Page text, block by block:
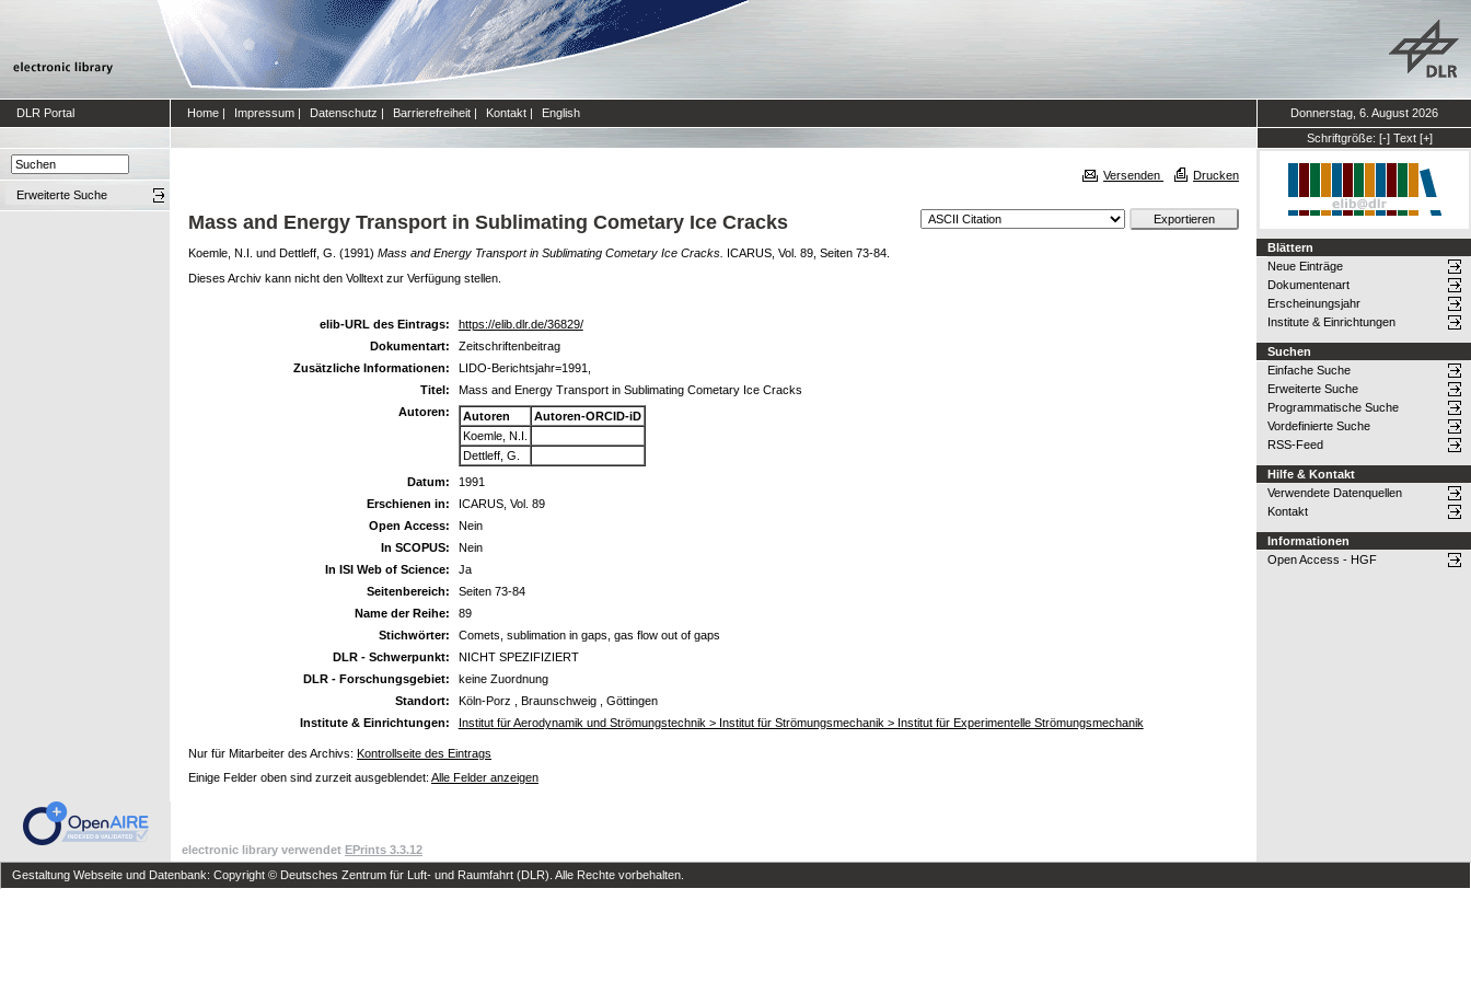
DLR Portal Home | Impressum | Datenschutz | Barrierefreiheit | Kontakt | English
Donnerstag, 6. August 2026
Schriftgröße: [-] Text [+]
Erweiterte Suche
Versenden Drucken
Mass and Energy Transport in Sublimating Cometary Ice Cracks
Koemle, N.I. und Dettleff, G. (1991) Mass and Energy Transport in Sublimating Cometary Ice Cracks. ICARUS, Vol. 89, Seiten 73-84.
Dieses Archiv kann nicht den Volltext zur Verfügung stellen.
elib-URL des Eintrags:
https://elib.dlr.de/36829/
Dokumentart:
Zeitschriftenbeitrag
Zusätzliche Informationen:
LIDO-Berichtsjahr=1991,
Titel:
Mass and Energy Transport in Sublimating Cometary Ice Cracks
Autoren:
Autoren
Autoren-ORCID-iD
Koemle, N.I.
Dettleff, G.
Datum:
1991
Erschienen in:
ICARUS, Vol. 89
Open Access:
Nein
In SCOPUS:
Nein
In ISI Web of Science:
Ja
Seitenbereich:
Seiten 73-84
Name der Reihe:
89
Stichwörter:
Comets, sublimation in gaps, gas flow out of gaps
DLR - Schwerpunkt:
NICHT SPEZIFIZIERT
DLR - Forschungsgebiet:
keine Zuordnung
Standort:
Köln-Porz , Braunschweig , Göttingen
Institute & Einrichtungen:
Institut für Aerodynamik und Strömungstechnik > Institut für Strömungsmechanik > Institut für Experimentelle Strömungsmechanik
Nur für Mitarbeiter des Archivs: Kontrollseite des Eintrags
Einige Felder oben sind zurzeit ausgeblendet: Alle Felder anzeigen
Blättern
Neue Einträge
Dokumentenart
Erscheinungsjahr
Institute & Einrichtungen
Suchen
Einfache Suche
Erweiterte Suche
Programmatische Suche
Vordefinierte Suche
RSS-Feed
Hilfe & Kontakt
Verwendete Datenquellen
Kontakt
Informationen
Open Access - HGF
electronic library verwendet EPrints 3.3.12
Gestaltung Webseite und Datenbank: Copyright © Deutsches Zentrum für Luft- und Raumfahrt (DLR). Alle Rechte vorbehalten.